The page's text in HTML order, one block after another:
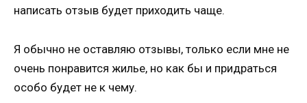
написать отзыв будет приходить чаще.
Я обычно не оставляю отзывы, только если мне не
очень понравится жилье, но как бы и придраться
особо будет не к чему.